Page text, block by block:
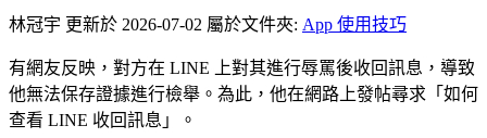
林冠宇 更新於 2026-07-02 屬於文件夾: App 使用技巧
有網友反映，對方在 LINE 上對其進行辱罵後收回訊息，導致
他無法保存證據進行檢舉。為此，他在網路上發帖尋求「如何
查看 LINE 收回訊息」。